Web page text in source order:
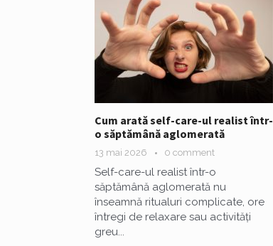
Cum arată self-care-ul realist într-
o săptămână aglomerată
13 mai 2026 0 comment
Self-care-ul realist într-o
săptămână aglomerată nu
înseamnă ritualuri complicate, ore
întregi de relaxare sau activități
greu...